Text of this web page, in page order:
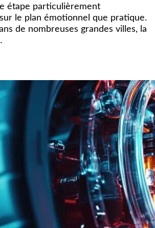
étape particulièrement
le plan émotionnel que pratique.
de nombreuses grandes villes, la